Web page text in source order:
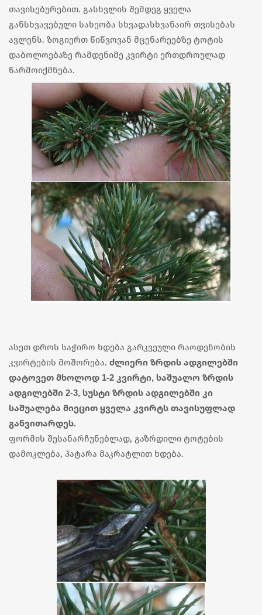
თავისებურებით. გასხვლის შემდეგ ყველა
განსხვავებული სახეობა სხვადასხვანაირ თვისებას
ავლენს. ზოგიერთ წიწვოვან მცენარეებზე ტოტის
დაბოლოებაზე რამდენიმე კვირტი ერთდროულად
წარმოიქმნება.
ასეთ დროს საჭირო ხდება გარკვეული რაოდენობის
კვირტების მოშორება. ძლიერი ზრდის ადგილებში
დატოვეთ მხოლოდ 1-2 კვირტი, საშუალო ზრდის
ადგილებში 2-3, სუსტი ზრდის ადგილებში კი
საშუალება მიეცით ყველა კვირტს თავისუფლად
განვითარდეს.
ფორმის შესანარჩუნებლად, გაზრდილი ტოტების
დამოკლება, პატარა მაკრატლით ხდება.